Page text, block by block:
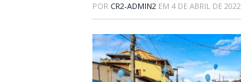
POR CR2-ADMIN2 EM 4 DE ABRIL DE 2022